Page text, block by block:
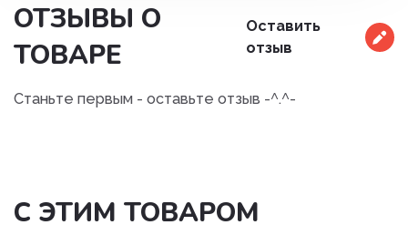
ОТЗЫВЫ О
ТОВАРЕ
Оставить
отзыв
Станьте первым - оставьте отзыв -^.^-
С ЭТИМ ТОВАРОМ